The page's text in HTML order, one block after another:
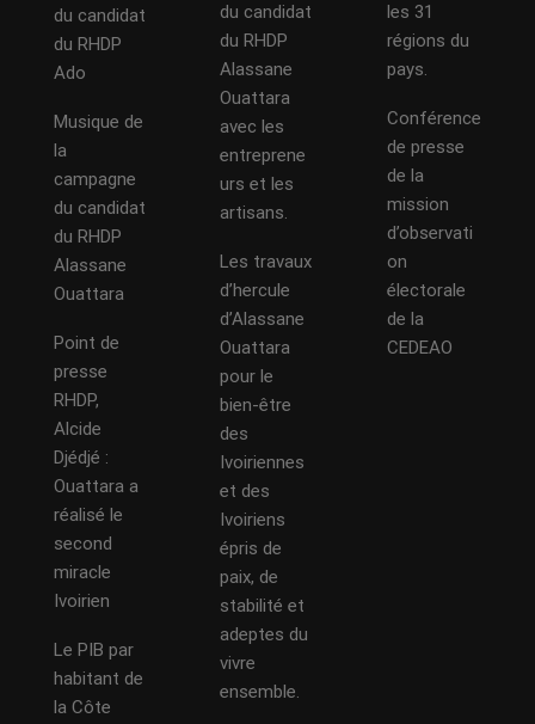
du candidat
du RHDP
Ado
Musique de
la
campagne
du candidat
du RHDP
Alassane
Ouattara
Point de
presse
RHDP,
Alcide
Djédjé :
Ouattara a
réalisé le
second
miracle
Ivoirien
Le PIB par
habitant de
la Côte
du candidat
du RHDP
Alassane
Ouattara
avec les
entreprene
urs et les
artisans.
Les travaux
d’hercule
d’Alassane
Ouattara
pour le
bien-être
des
Ivoiriennes
et des
Ivoiriens
épris de
paix, de
stabilité et
adeptes du
vivre
ensemble.
les 31
régions du
pays.
Conférence
de presse
de la
mission
d’observati
on
électorale
de la
CEDEAO